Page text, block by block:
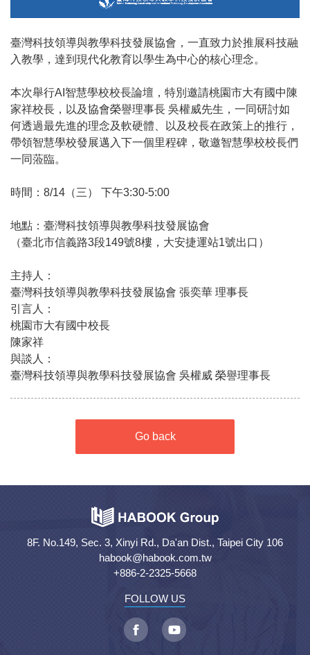
臺灣科技領導與教學科技發展協會，一直致力於推展科技融
入教學，達到現代化教育以學生為中心的核心理念。
本次舉行AI智慧學校校長論壇，特別邀請桃園市大有國中陳
家祥校長，以及協會榮譽理事長 吳權威先生，一同研討如
何透過最先進的理念及軟硬體、以及校長在政策上的推行，
帶領智慧學校發展邁入下一個里程碑，敬邀智慧學校校長們
一同蒞臨。
時間：8/14（三） 下午3:30-5:00
地點：臺灣科技領導與教學科技發展協會
（臺北市信義路3段149號8樓，大安捷運站1號出口）
主持人：
臺灣科技領導與教學科技發展協會 張奕華 理事長
引言人：
桃園市大有國中校長
陳家祥
與談人：
臺灣科技領導與教學科技發展協會 吳權威 榮譽理事長
Go back
8F. No.149, Sec. 3, Xinyi Rd., Da'an Dist., Taipei City 106
habook@habook.com.tw
+886-2-2325-5668
FOLLOW US